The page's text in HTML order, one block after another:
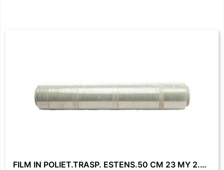
FILM IN POLIET.TRASP. ESTENS.50 CM 23 MY 2.2 KG **